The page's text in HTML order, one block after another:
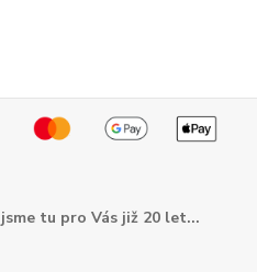
tu pro Vás již 20 let...